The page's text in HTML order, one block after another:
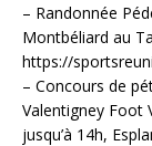
– Randonnée
Montbéliard au
https://
– Concours de
Valentigney Foot
jusqu’à 14h,